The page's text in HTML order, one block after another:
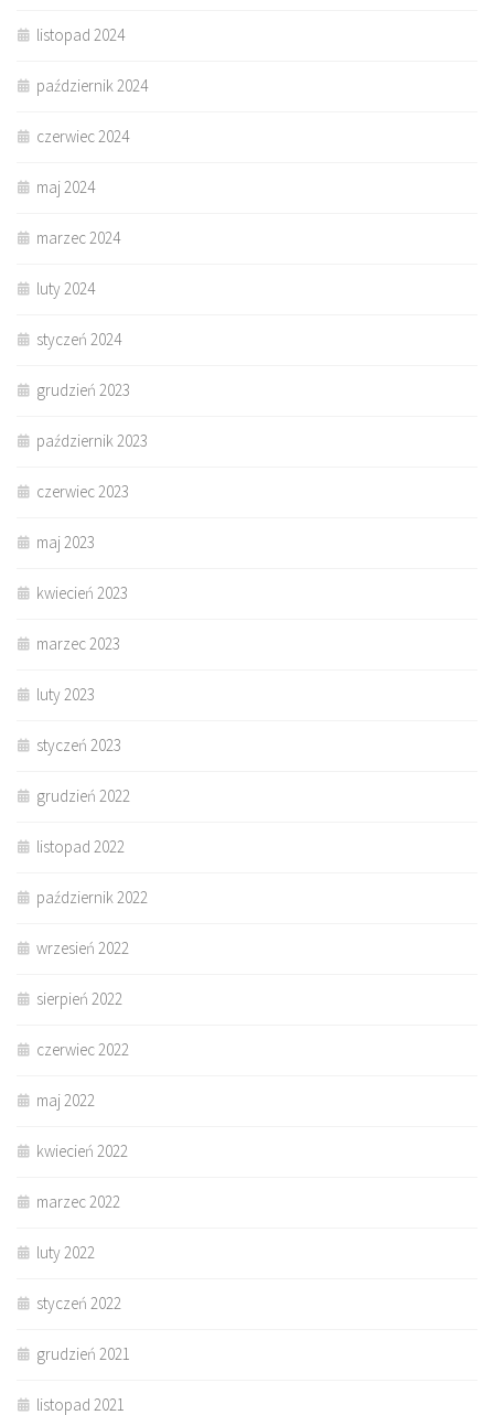
listopad 2024
październik 2024
czerwiec 2024
maj 2024
marzec 2024
luty 2024
styczeń 2024
grudzień 2023
październik 2023
czerwiec 2023
maj 2023
kwiecień 2023
marzec 2023
luty 2023
styczeń 2023
grudzień 2022
listopad 2022
październik 2022
wrzesień 2022
sierpień 2022
czerwiec 2022
maj 2022
kwiecień 2022
marzec 2022
luty 2022
styczeń 2022
grudzień 2021
listopad 2021